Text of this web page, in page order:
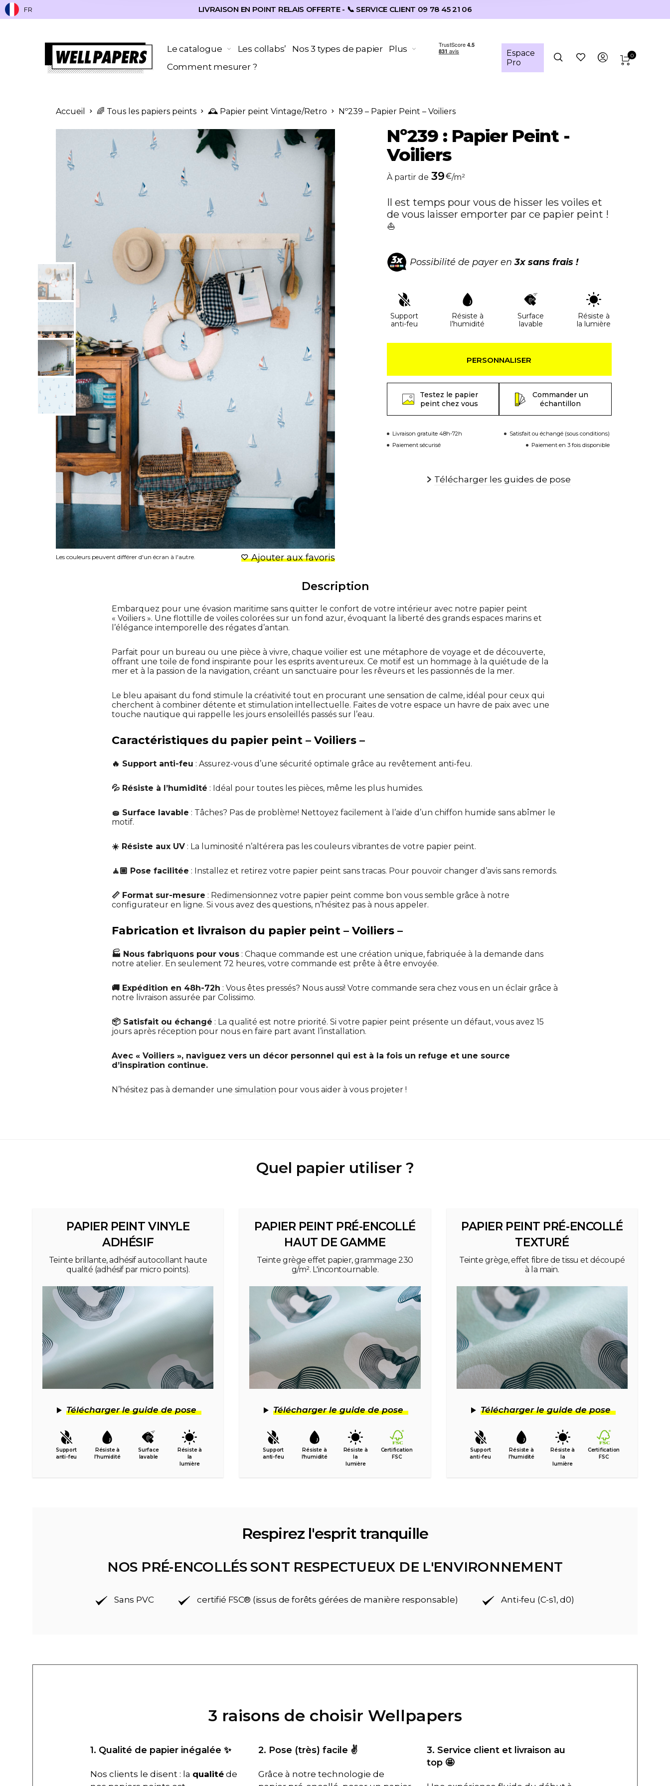
FR LIVRAISON EN POINT RELAIS OFFERTE - 📞 SERVICE CLIENT 09 78 45 21 06
Le catalogue Les collabs’ Nos 3 types de papier
Plus
Comment mesurer ?
Espace
Pro
0
Accueil 🌈 Tous les papiers peints 🕰️ Papier peint Vintage/Retro Nº239 – Papier Peint – Voiliers
Les couleurs peuvent différer d'un écran à l'autre. Ajouter aux favoris
Nº239 : Papier Peint -
Voiliers
À partir de 39€/m²
Il est temps pour vous de hisser les voiles et
de vous laisser emporter par ce papier peint !
⛵
Possibilité de payer en3x sans frais !
Support
anti-feu
Résiste à
l’humidité
Surface
lavable
Résiste à
la lumière
PERSONNALISER
Testez le papier
peint chez vous
Commander un
échantillon
Livraison gratuite 48h-72h
Satisfait ou échangé (sous conditions)
Paiement sécurisé
Paiement en 3 fois disponible
Télécharger les guides de pose
Description
Embarquez pour une évasion maritime sans quitter le confort de votre intérieur avec notre papier peint
« Voiliers ». Une flottille de voiles colorées sur un fond azur, évoquant la liberté des grands espaces marins et
l’élégance intemporelle des régates d’antan.
Parfait pour un bureau ou une pièce à vivre, chaque voilier est une métaphore de voyage et de découverte,
offrant une toile de fond inspirante pour les esprits aventureux. Ce motif est un hommage à la quiétude de la
mer et à la passion de la navigation, créant un sanctuaire pour les rêveurs et les passionnés de la mer.
Le bleu apaisant du fond stimule la créativité tout en procurant une sensation de calme, idéal pour ceux qui
cherchent à combiner détente et stimulation intellectuelle. Faites de votre espace un havre de paix avec une
touche nautique qui rappelle les jours ensoleillés passés sur l’eau.
Caractéristiques du papier peint – Voiliers –
🔥 Support anti-feu : Assurez-vous d’une sécurité optimale grâce au revêtement anti-feu.
💦 Résiste à l’humidité : Idéal pour toutes les pièces, même les plus humides.
🧽 Surface lavable : Tâches? Pas de problème! Nettoyez facilement à l’aide d’un chiffon humide sans abîmer le
motif.
☀️ Résiste aux UV : La luminosité n’altérera pas les couleurs vibrantes de votre papier peint.
🧘🏼 Pose facilitée : Installez et retirez votre papier peint sans tracas. Pour pouvoir changer d’avis sans remords.
📏 Format sur-mesure : Redimensionnez votre papier peint comme bon vous semble grâce à notre
configurateur en ligne. Si vous avez des questions, n’hésitez pas à nous appeler.
Fabrication et livraison du papier peint – Voiliers –
🏭 Nous fabriquons pour vous : Chaque commande est une création unique, fabriquée à la demande dans
notre atelier. En seulement 72 heures, votre commande est prête à être envoyée.
🚚 Expédition en 48h-72h : Vous êtes pressés? Nous aussi! Votre commande sera chez vous en un éclair grâce à
notre livraison assurée par Colissimo.
📦 Satisfait ou échangé : La qualité est notre priorité. Si votre papier peint présente un défaut, vous avez 15
jours après réception pour nous en faire part avant l’installation.
Avec « Voiliers », naviguez vers un décor personnel qui est à la fois un refuge et une source
d’inspiration continue.
N’hésitez pas à demander une simulation pour vous aider à vous projeter !
Quel papier utiliser ?
PAPIER PEINT VINYLE
ADHÉSIF
Teinte brillante, adhésif autocollant haute
qualité (adhésif par micro points).
Télécharger le guide de pose
Support
anti-feu
Résiste à
l’humidité
Surface
lavable
Résiste à
la
lumière
PAPIER PEINT PRÉ-ENCOLLÉ
HAUT DE GAMME
Teinte grège effet papier, grammage 230
g/m². L'incontournable.
Télécharger le guide de pose
Support
anti-feu
Résiste à
l’humidité
Résiste à
la
lumière
Certification
FSC
PAPIER PEINT PRÉ-ENCOLLÉ
TEXTURÉ
Teinte grège, effet fibre de tissu et découpé
à la main.
Télécharger le guide de pose
Support
anti-feu
Résiste à
l’humidité
Résiste à
la
lumière
Certification
FSC
Respirez l'esprit tranquille
NOS PRÉ-ENCOLLÉS SONT RESPECTUEUX DE L'ENVIRONNEMENT
Sans PVC certifié FSC® (issus de forêts gérées de manière responsable) Anti-feu (C-s1, d0)
3 raisons de choisir Wellpapers
1. Qualité de papier inégalée ✨
Nos clients le disent : la qualité de
2. Pose (très) facile ✌️
Grâce à notre technologie de
3. Service client et livraison au
top 🤩